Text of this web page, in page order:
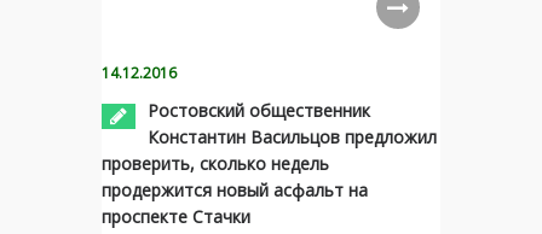
14.12.2016
Ростовский общественник
Константин Васильцов предложил
проверить, сколько недель
продержится новый асфальт на
проспекте Стачки